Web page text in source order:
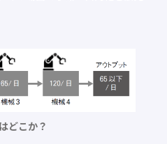
どこか？